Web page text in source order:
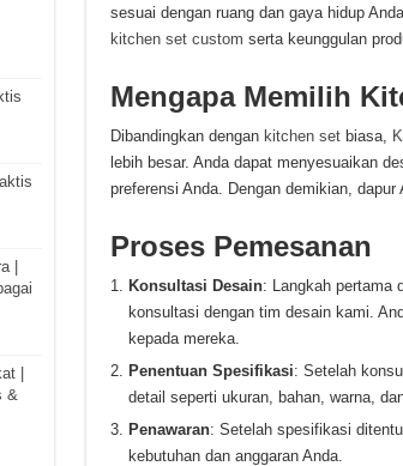
sesuai dengan ruang dan gaya hidup
kitchen set custom serta keunggulan
Mengapa Memilih
Dibandingkan dengan kitchen setbiasa,
lebih besar. Anda dapat menyesuaikan
preferensi Anda. Dengan demikian,
Proses Pemesanan
Konsultasi Desain: Langkah pertama
konsultasi dengan tim desain kami.
kepada mereka.
Penentuan Spesifikasi: Setelah
detail seperti ukuran, bahan, warna,
Penawaran: Setelah spesifikasi
kebutuhan dan anggaran Anda.
|
|
&